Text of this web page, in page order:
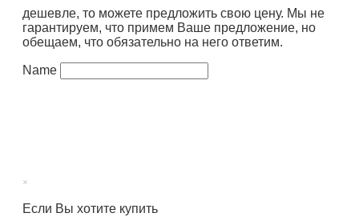
дешевле, то можете предложить свою цену. Мы не
гарантируем, что примем Ваше предложение, но
обещаем, что обязательно на него ответим.
Name
×
Если Вы хотите купить